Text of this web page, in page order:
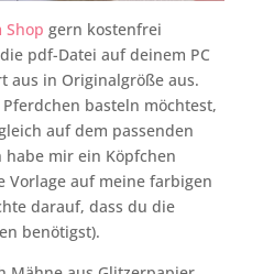
Shop gern kostenfrei
pdf-Datei auf deinem PC
aus in Originalgröße aus.
basteln möchtest,
auf dem passenden
habe mir ein Köpfchen
Vorlage auf meine farbigen
darauf, dass du die
benötigst).